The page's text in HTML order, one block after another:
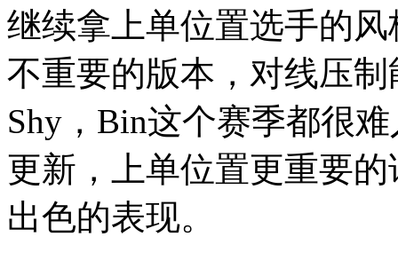
继续拿上单位置选手的
不重要的版本，对线压
Shy，Bin这个赛季都很
更新，上单位置更重要
出色的表现。